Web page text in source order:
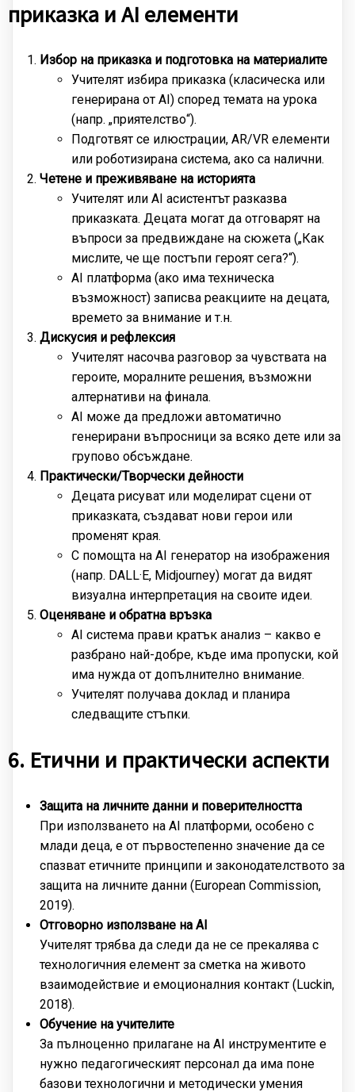
приказка и AI елементи
Избор на приказка и подготовка на материалите
Учителят избира приказка (класическа или
генерирана от AI) според темата на урока
(напр. „приятелство“).
Подготвят се илюстрации, AR/VR елементи
или роботизирана система, ако са налични.
Четене и преживяване на историята
Учителят или AI асистентът разказва
приказката. Децата могат да отговарят на
въпроси за предвиждане на сюжета („Как
мислите, че ще постъпи героят сега?“).
AI платформа (ако има техническа
възможност) записва реакциите на децата,
времето за внимание и т.н.
Дискусия и рефлексия
Учителят насочва разговор за чувствата на
героите, моралните решения, възможни
алтернативи на финала.
AI може да предложи автоматично
генерирани въпросници за всяко дете или за
групово обсъждане.
Практически/Творчески дейности
Децата рисуват или моделират сцени от
приказката, създават нови герои или
променят края.
С помощта на AI генератор на изображения
(напр. DALL·E, Midjourney) могат да видят
визуална интерпретация на своите идеи.
Оценяване и обратна връзка
AI система прави кратък анализ – какво е
разбрано най-добре, къде има пропуски, кой
има нужда от допълнително внимание.
Учителят получава доклад и планира
следващите стъпки.
6. Етични и практически аспекти
Защита на личните данни и поверителността
При използването на AI платформи, особено с
млади деца, е от първостепенно значение да се
спазват етичните принципи и законодателството за
защита на личните данни (European Commission,
2019).
Отговорно използване на AI
Учителят трябва да следи да не се прекалява с
технологичния елемент за сметка на живото
взаимодействие и емоционалния контакт (Luckin,
2018).
Обучение на учителите
За пълноценно прилагане на AI инструментите е
нужно педагогическият персонал да има поне
базови технологични и методически умения